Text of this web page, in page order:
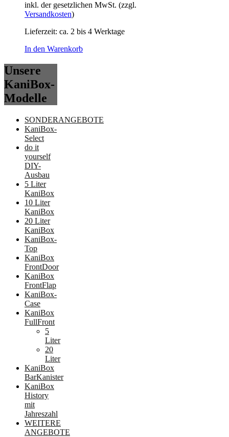
gewählt
werden
inkl. der gesetzlichen MwSt. (zzgl.
Versandkosten)
Lieferzeit: ca. 2 bis 4 Werktage
In den Warenkorb
Unsere
KaniBox-
Modelle
SONDERANGEBOTE
KaniBox-
Select
do it
yourself
DIY-
Ausbau
5 Liter
KaniBox
10 Liter
KaniBox
20 Liter
KaniBox
KaniBox-
Top
KaniBox
FrontDoor
KaniBox
FrontFlap
KaniBox-
Case
KaniBox
FullFront
5
Liter
20
Liter
KaniBox
BarKanister
KaniBox
History
mit
Jahreszahl
WEITERE
ANGEBOTE